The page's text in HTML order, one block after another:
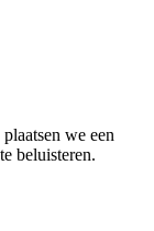
plaatsen we een
beluisteren.